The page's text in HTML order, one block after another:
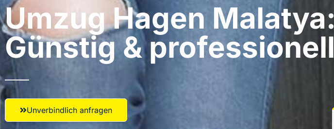
Umzug Hagen​ Malatya:
Günstig & professionell​
Unverbindlich anfragen